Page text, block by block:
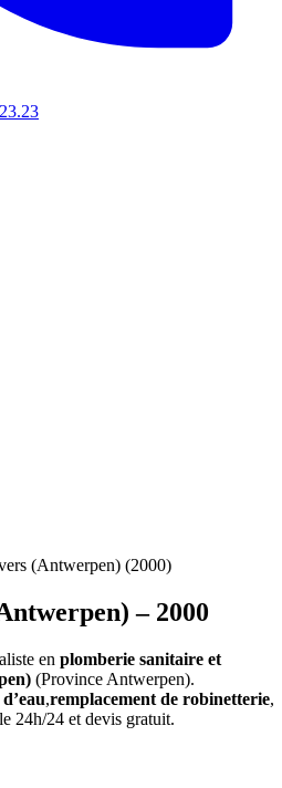
(Antwerpen) (2000)
– 2000
en plomberie sanitaire et
(Province Antwerpen).
,remplacement de robinetterie,
24h/24 et devis gratuit.